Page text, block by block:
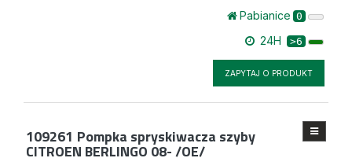
Pabianice 0
24H >6
ZAPYTAJ O PRODUKT
109261 Pompka spryskiwacza szyby
CITROEN BERLINGO 08- /OE/